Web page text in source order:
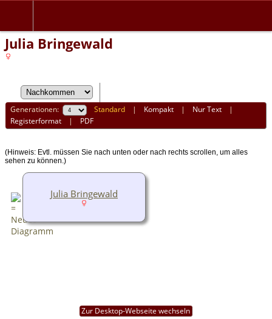
Julia Bringewald
Generationen: Standard | Kompakt | Nur Text |
Registerformat | PDF
(Hinweis: Evtl. müssen Sie nach unten oder nach rechts scrollen, um alles
sehen zu können.)
Julia Bringewald
Zur Desktop-Webseite wechseln